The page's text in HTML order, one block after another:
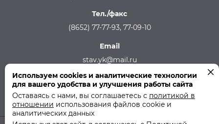
Тел./факс
(8652) 77-77-93, 77-09-10
Email
stav.yk@mail.ru
Телефон аварийной службы
215-957, 8-928-301-92-08 (круглосуточно)
Используем cookies и аналитические технологии
для вашего удобства и улучшения работы сайта
Оставаясь с нами, вы соглашаетесь с политикой в
отношении использования файлов cookie и
аналитических данных